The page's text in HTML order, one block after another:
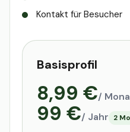
Kontakt für Besucher
Basisprofil
8,99 €/
99 €/ Jahr 2